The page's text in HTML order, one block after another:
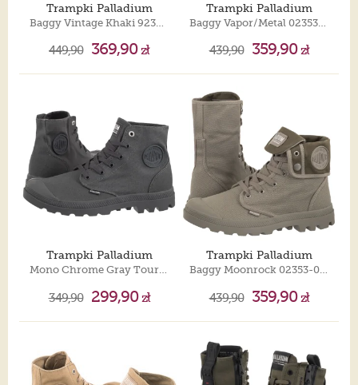
Trampki Palladium
Baggy Vintage Khaki 92353-272-M
449,90 369,90zł
Trampki Palladium
Baggy Vapor/Metal 02353-095-M
439,90 359,90zł
Trampki Palladium
Mono Chrome Gray Tour 73089-089-M
349,90 299,90zł
Trampki Palladium
Baggy Moonrock 02353-070-M
439,90 359,90zł